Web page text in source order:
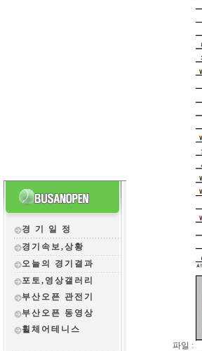
경 기 일 정
경기속보,상황
오늘의 경기결과
포토,영상갤러리
부산오픈 관전 기
부산오픈 동영상
휠체어테니스
파일 :